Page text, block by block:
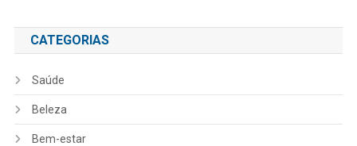
CATEGORIAS
Saúde
Beleza
Bem-estar